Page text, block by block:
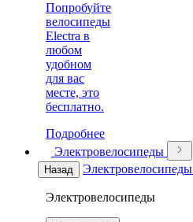
Попробуйте
велосипеды
Electra в
любом
удобном
для вас
месте, это
бесплатно.
Подробнее
Электровелосипеды
Назад Электровелосипеды
Электровелосипеды